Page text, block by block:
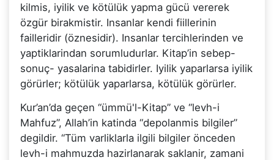
kilmis, iyilik ve kötülük yapma gücü vererek
özgür birakmistir. Insanlar kendi fiillerinin
failleridir (öznesidir). Insanlar tercihlerinden ve
yaptiklarindan sorumludurlar. Kitap’in sebep-
sonuç- yasalarina tabidirler. Iyilik yaparlarsa iyilik
görürler; kötülük yaparlarsa, kötülük görürler.
Kur’an’da geçen “ümmü'l-Kitap” ve “levh-i
Mahfuz”, Allah’in katinda “depolanmis bilgiler”
degildir. “Tüm varliklarla ilgili bilgiler önceden
levh-i mahmuzda hazirlanarak saklanir, zamani